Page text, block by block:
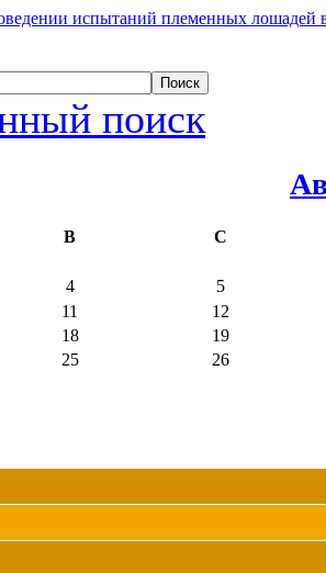
испытаний племенных лошадей
поиск
В С
4
5
11
12
18
19
25
26